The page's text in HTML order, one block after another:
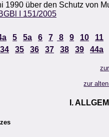
1990 über den Schutz von
I 151/2005
5 5a 6 7 8 9 10
11
34 35 36 37 38 39 44a
zur
I.